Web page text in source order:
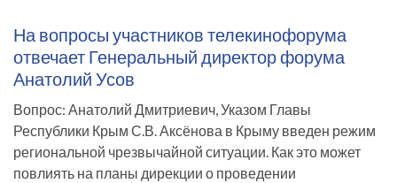
На вопросы участников телекинофорума
отвечает Генеральный директор форума
Анатолий Усов
Вопрос: Анатолий Дмитриевич, Указом Главы
Республики Крым С.В. Аксёнова в Крыму введен режим
региональной чрезвычайной ситуации. Как это может
повлиять на планы дирекции о проведении